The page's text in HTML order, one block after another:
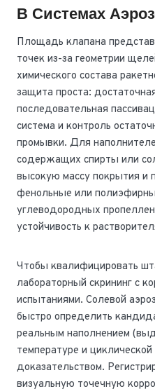
В Системах
Площадь клапана
точек из-за геометрии
химического состава
защита проста:
последовательная
система и контроль
промывки. Для
содержащих спирты или
высокую массу покрытия и
фенольные или
углеводородных
устойчивость к
Чтобы квалифицировать
лабораторный скрининг с
испытаниями. Солевой
быстро определить
реальным наполнением
температуре и
доказательством.
визуальную точечную